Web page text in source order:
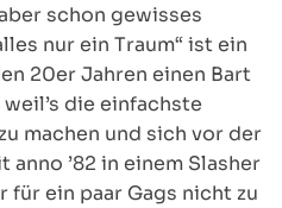
schon gewisses
nur ein Traum“ ist ein
20er Jahren einen Bart
die einfachste
machen und sich vor der
anno ’82 in einem Slasher
für ein paar Gags nicht zu